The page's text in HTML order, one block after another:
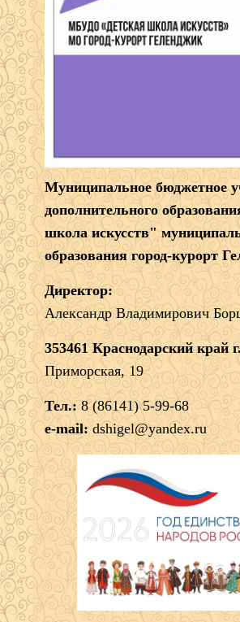
Муниципальное бюджетное
дополнительного
школа искусств"
образования город-курорт
Директор:
Александр Владимирович
353461 Краснодарский край
Приморская, 19
Тел.: 8 (86141) 5-99-68
e-mail: dshigel@yandex.ru